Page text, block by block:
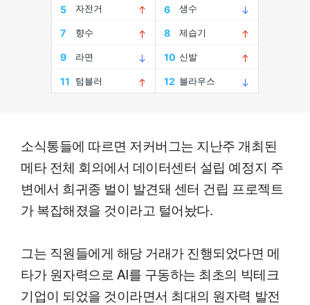
소식통들에 따르면 저커버그는 지난주 개최된
메타 전체 회의에서 데이터센터 설립 예정지 주
변에서 희귀종 벌이 발견돼 센터 건립 프로젝트
가 복잡해졌을 것이라고 털어놨다.
그는 직원들에게 해당 거래가 진행되었다면 메
타가 원자력으로 AI를 구동하는 최초의 빅테크
기업이 되었을 것이라면서 최대의 원자력 발전